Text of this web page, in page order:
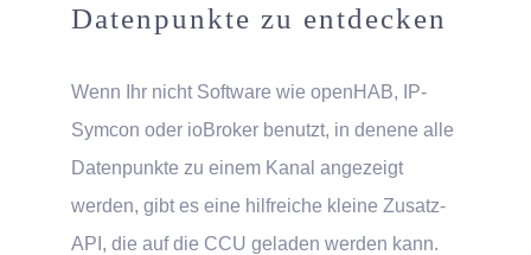
Datenpunkte zu entdecken
Wenn Ihr nicht Software wie openHAB, IP-
Symcon oder ioBroker benutzt, in denene alle
Datenpunkte zu einem Kanal angezeigt
werden, gibt es eine hilfreiche kleine Zusatz-
API, die auf die CCU geladen werden kann.